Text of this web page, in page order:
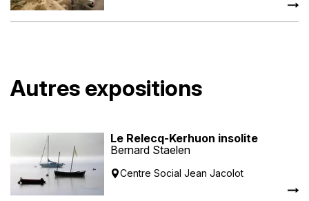
Autres expositions
Le Relecq-Kerhuon insolite
Bernard Staelen
Centre Social Jean Jacolot